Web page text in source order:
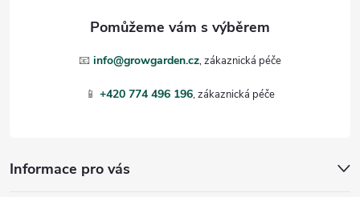
📧 info@growgarden.cz
📱 +420 774 496 196
Informace pro vás